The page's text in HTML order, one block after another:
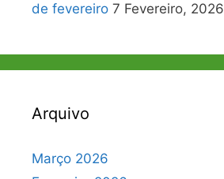
de fevereiro 7 Fevereiro, 2026
Arquivo
Março 2026